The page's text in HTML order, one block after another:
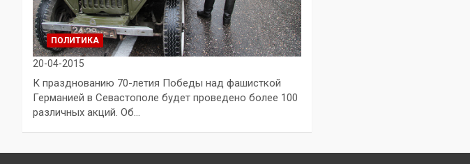
ПОЛИТИКА
20-04-2015
К празднованию 70-летия Победы над фашисткой
Германией в Севастополе будет проведено более 100
различных акций. Об…